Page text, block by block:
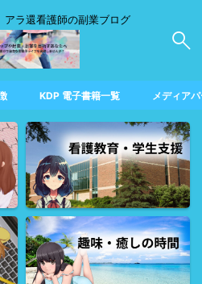
ラ還看護師の副業ブログ
KDP 電子書籍一覧 メディア